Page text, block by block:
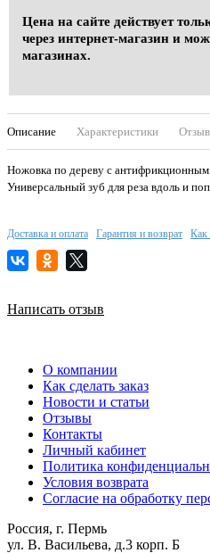
Цена на сайте действует
через интернет-магазин и
магазинах.
Описание Характеристики
Ножовка по дереву с
Универсальный зуб для реза вдоль и
Доставка и оплата Гарантия и возврат Как
Написать отзыв
О компании
Как сделать заказ
Новости и статьи
Отзывы
Контакты
Личный кабинет
Политика
Условия возврата
Согласие на обработку
Россия, г. Пермь
ул. В. Васильева, д.3 корп. Б